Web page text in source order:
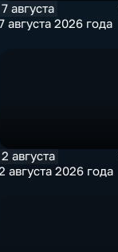
7 августа
августа 2026 года
2 августа
августа 2026 года